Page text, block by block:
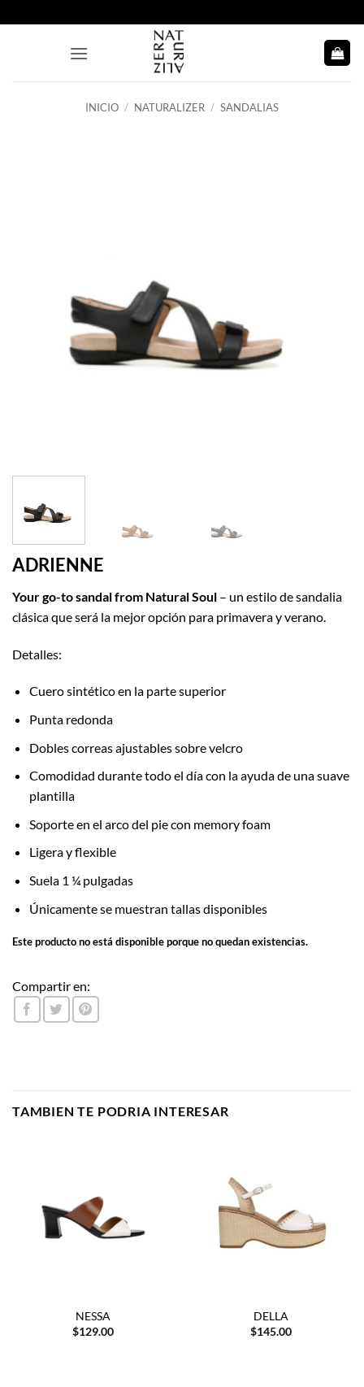
al
INICIO / NATURALIZER / SANDALIAS
ADRIENNE
Your go-to sandal from Natural Soul – un estilo de sandalia
clásica que será la mejor opción para primavera y verano.
Detalles:
Cuero sintético en la parte superior
Punta redonda
Dobles correas ajustables sobre velcro
Comodidad durante todo el día con la ayuda de una suave
plantilla
Soporte en el arco del pie con memory foam
Ligera y flexible
Suela 1 ¼ pulgadas
Únicamente se muestran tallas disponibles
Este producto no está disponible porque no quedan existencias.
Compartir en:
TAMBIEN TE PODRIA INTERESAR
NESSA
$129.00
DELLA
$145.00